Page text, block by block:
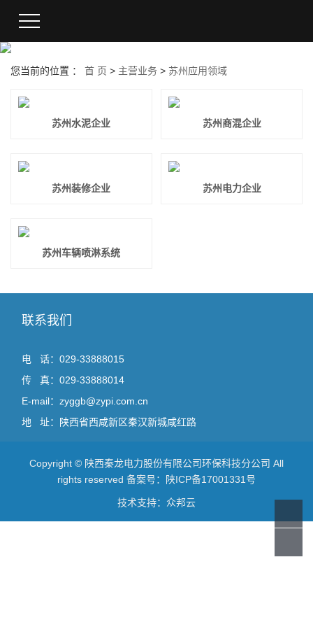
您当前的位置 ： 首 页 > 主营业务 > 苏州应用领域
苏州水泥企业 苏州商混企业
苏州装修企业 苏州电力企业
苏州车辆喷淋系统
联系我们
电 话：029-33888015
传 真：029-33888014
E-mail：zyggb@zypi.com.cn
地 址：陕西省西咸新区秦汉新城咸红路
Copyright © 陕西秦龙电力股份有限公司环保科技分公司 All
rights reserved 备案号：
陕ICP备17001331号
技术支持： 众邦云